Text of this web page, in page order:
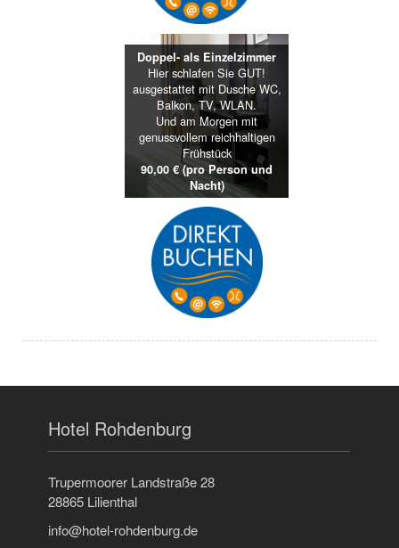
Doppel- als Einzelzimmer
Hier schlafen Sie GUT!
ausgestattet mit Dusche WC,
Balkon, TV, WLAN.
Und am Morgen mit
genussvollem reichhaltigen
Frühstück
90,00 € (pro Person und
Nacht)
Hotel Rohdenburg
Trupermoorer Landstraße 28
28865 Lilienthal
info@hotel-rohdenburg.de